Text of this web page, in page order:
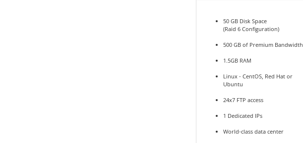
50 GB Disk Space
(Raid 6 Configuration)
500 GB of Premium Bandwidth
1.5GB RAM
Linux - CentOS, Red Hat or
Ubuntu
24x7 FTP access
1 Dedicated IPs
World-class data center